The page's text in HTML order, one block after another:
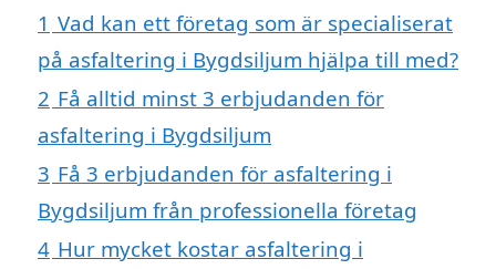
1 Vad kan ett företag som är specialiserat
på asfaltering i Bygdsiljum hjälpa till med?
2 Få alltid minst 3 erbjudanden för
asfaltering i Bygdsiljum
3 Få 3 erbjudanden för asfaltering i
Bygdsiljum från professionella företag
4 Hur mycket kostar asfaltering i